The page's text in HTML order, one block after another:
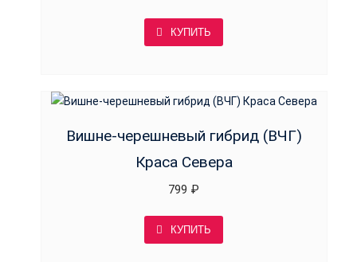
КУПИТЬ
Вишне-черешневый гибрид (ВЧГ)
Краса Севера
799 ₽
КУПИТЬ